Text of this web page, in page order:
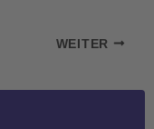
WEITER